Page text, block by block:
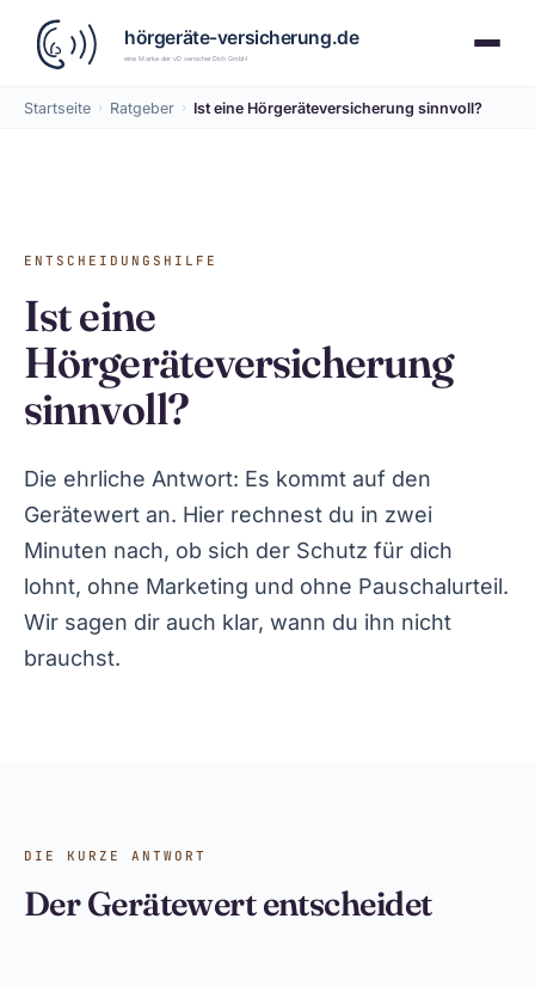
Startseite › Ratgeber › Ist eine Hörgeräteversicherung sinnvoll?
ENTSCHEIDUNGSHILFE
Ist eine
Hörgeräteversicherung
sinnvoll?
Die ehrliche Antwort: Es kommt auf den
Gerätewert an. Hier rechnest du in zwei
Minuten nach, ob sich der Schutz für dich
lohnt, ohne Marketing und ohne Pauschalurteil.
Wir sagen dir auch klar, wann du ihn nicht
brauchst.
DIE KURZE ANTWORT
Der Gerätewert entscheidet